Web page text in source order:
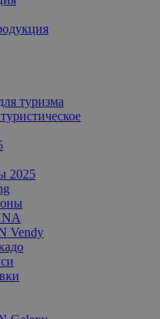
туризма
2025
Vendy